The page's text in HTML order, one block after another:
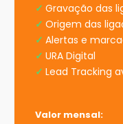
✓ Gravação das
✓ Origem das
✓ Alertas e
✓ URA Digital
✓ Lead Tracking
Valor mensal: